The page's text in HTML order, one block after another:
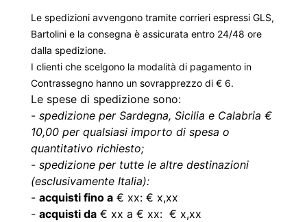
Le spedizioni avvengono tramite corrieri espressi GLS,
Bartolini e la consegna è assicurata entro 24/48 ore
dalla spedizione.
I clienti che scelgono la modalità di pagamento in
Contrassegno hanno un sovrapprezzo di € 6.
Le spese di spedizione sono:
- spedizione per Sardegna, Sicilia e Calabria €
10,00 per qualsiasi importo di spesa o
quantitativo richiesto;
- spedizione per tutte le altre destinazioni
(esclusivamente Italia):
- acquisti fino a € xx: € x,xx
- acquisti da € xx a € xx: € x,xx